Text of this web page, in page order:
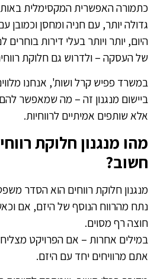
כתמורה האפשרית המקסימלית
גדולה יותר, עם חניה ומחסן
היום, יותר ויותר בעלי דירות
של העסקה – ולדרוש גם חלוקת
במשרד פפיש קרל ושות', אנחנו
ביישום מנגנון זה – מה שמאפשר
אלא שותפים אמיתיים לרווחיות.
מהו מנגנון חלוקת
חשוב?
מנגנון חלוקת רווחים הוא הסדר
נתח מהרווח הנוסף של היזם, אם
חוצה רף מסוים.
במילים אחרות – אם הפרויקט
אתם מרוויחים יחד עם היזם.